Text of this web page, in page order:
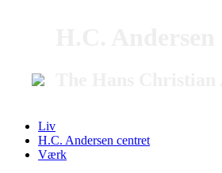
Liv
H.C. Andersen centret
Værk